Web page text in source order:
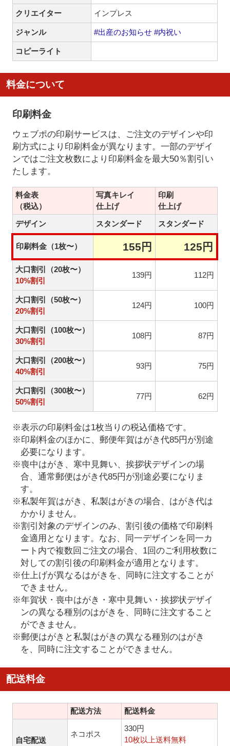
クリエイター インプレス
ジャンル #出産のお知らせ #内祝い
コピーライト
料金について
印刷料金
ウェブポの印刷サービスは、ご注文のデザインや印
刷方式により印刷料金が異なります。一部のデザイ
ンではご注文枚数により印刷料金を最大50％割引い
たします。
料金表
（税込）
写真キレイ
仕上げ
印刷
仕上げ
デザイン
スタンダード スタンダード
印刷料金（1枚〜） 155円 125円
大口割引（20枚〜）
10%割引
139円 112円
大口割引（50枚〜）
20%割引
124円 100円
大口割引（100枚〜）
30%割引
108円 87円
大口割引（200枚〜）
40%割引
93円 75円
大口割引（300枚〜）
50%割引
77円 62円
※表示の印刷料金は1枚当りの税込価格です。
※印刷料金のほかに、郵便年賀はがき代85円が別途
必要になります。
※喪中はがき、寒中見舞い、挨拶状デザインの場
合、通常郵便はがき代85円が別途必要になりま
す。
※私製年賀はがき、私製はがきの場合、はがき代は
かかりません。
※割引対象のデザインのみ、割引後の価格で印刷料
金適用となります。なお、同一デザインを同一カ
ート内で複数回ご注文の場合、1回のご利用枚数に
対しての割引後の印刷料金が適用となります。
※仕上げが異なるはがきを、同時に注文することが
できません。
※年賀状・喪中はがき・寒中見舞い・挨拶状デザイ
ンの異なる種別のはがきを、同時に注文すること
ができません。
※郵便はがきと私製はがきの異なる種別のはがき
を、同時に注文することができません。
配送料金
配送方法 配送料金
自宅配送
ネコポス
330円
10枚以上送料無料